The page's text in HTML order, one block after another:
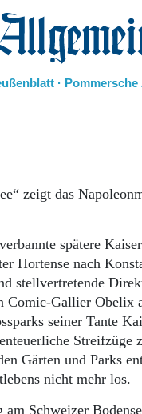
· Pommersche
zeigt das
spätere
Hortense nach
stellvertretende
Comic-Gallier Obelix
seiner Tante
Streifzüge
Gärten und Parks
nicht mehr los.
Schweizer